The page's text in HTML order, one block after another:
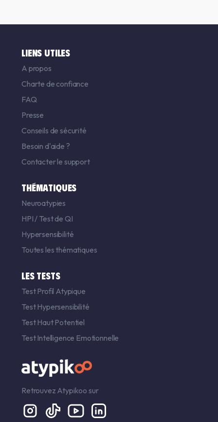
LIENS UTILES
A propos
Charte de confiance
FAQ
Presse
Conseils de sécurité
Besoin d'aide ?
Contacter le support
THÉMATIQUES
Neuroatypies
HPI / Test de QI
Hypersensibilité
Toutes les thématiques
LES TESTS
Test Profil Atypique
Test Hypersensibilité
Test Haut Potentiel
Test Intelligence Emotionnelle
Retrouvez Atypikoo sur